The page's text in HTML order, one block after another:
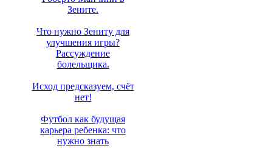
Зените.
Что нужно Зениту для
улучшения игры?
Рассуждение
болельщика.
Исход предсказуем, счёт
нет!
Футбол как будущая
карьера ребенка: что
нужно знать